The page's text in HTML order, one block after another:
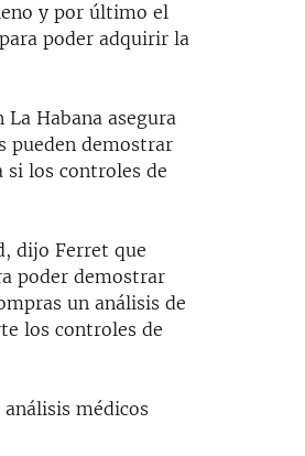
y por último el
poder adquirir la
Habana asegura
pueden demostrar
si los controles de
dijo Ferret que
poder demostrar
un análisis de
los controles de
médicos